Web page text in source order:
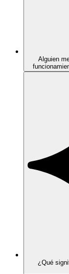
Alguien
¿Qué